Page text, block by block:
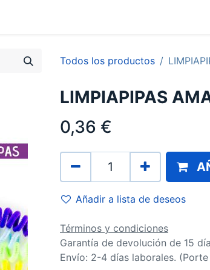
Todos los productos
LIMPIAPIPAS
0,36 €
Añadir a lista de deseos
Términos y condiciones
Garantía de devolución de 15
Envío: 2-4 días laborales.